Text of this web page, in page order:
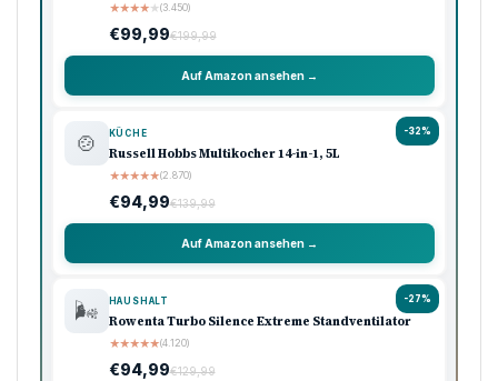
★★★★★(3.450)
€99,99€199,99
Auf Amazon ansehen →
-32%
🍲 KÜCHE
Russell Hobbs Multikocher 14-in-1, 5L
★★★★★(2.870)
€94,99€139,99
Auf Amazon ansehen →
-27%
🌬️ HAUSHALT
Rowenta Turbo Silence Extreme Standventilator
★★★★★(4.120)
€94,99€129,99